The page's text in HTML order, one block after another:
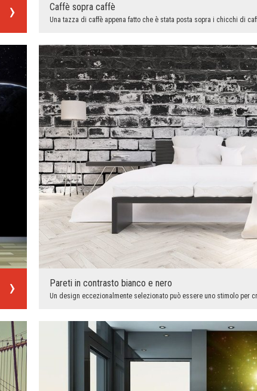
Caffè sopra caffè
Una tazza di caffè appena fatto che è stata posta sopra i chicchi di
Pareti in contrasto bianco e nero
Un design eccezionalmente selezionato può essere uno stimolo per